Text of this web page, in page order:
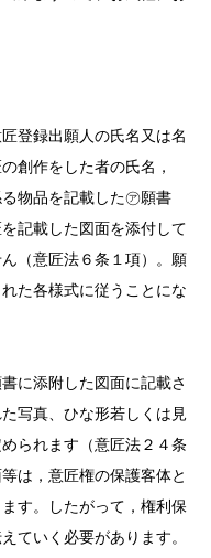
登録出願人の氏名又は名
作をした者の氏名，
物品を記載した㋐願書
記載した図面を添付して
（意匠法６条１項）。願
た各様式に従うことにな
に添附した図面に記載さ
写真、ひな形若しくは見
られます（意匠法２４条
は，意匠権の保護客体と
す。したがって，権利保
ていく必要があります。